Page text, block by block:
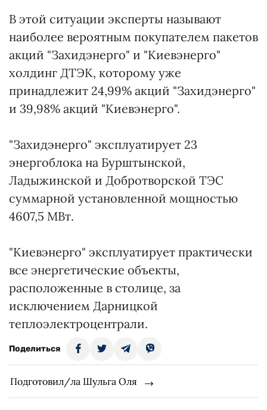
В этой ситуации эксперты называют
наиболее вероятным покупателем пакетов
акций "Захидэнерго" и "Киевэнерго"
холдинг ДТЭК, которому уже
принадлежит 24,99% акций "Захидэнерго"
и 39,98% акций "Киевэнерго".
"Захидэнерго" эксплуатирует 23
энергоблока на Бурштынской,
Ладыжинской и Добротворской ТЭС
суммарной установленной мощностью
4607,5 МВт.
"Киевэнерго" эксплуатирует практически
все энергетические объекты,
расположенные в столице, за
исключением Дарницкой
теплоэлектроцентрали.
Поделиться
Подготовил/ла Шульга Оля